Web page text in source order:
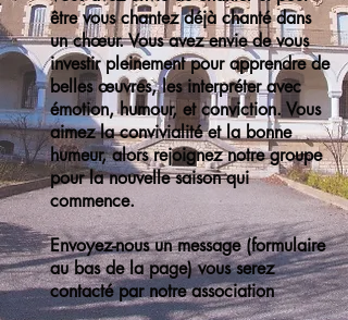
être vous chantez déjà chanté dans
un chœur. Vous avez envie de vous
investir pleinement pour apprendre de
belles œuvres, les interpréter avec
émotion, humour, et conviction. Vous
aimez la convivialité et la bonne
humeur, alors rejoignez notre groupe
pour la nouvelle saison qui
commence.
Envoyez-nous un message (formulaire
au bas de la page) vous serez
contacté par notre association